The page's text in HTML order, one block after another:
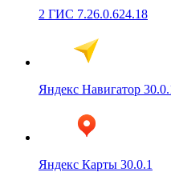
2 ГИС 7.26.0.624.18
Яндекс Навигатор
Яндекс Карты 30.0.1